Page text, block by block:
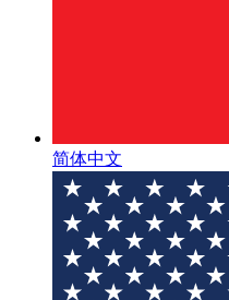
简体中文